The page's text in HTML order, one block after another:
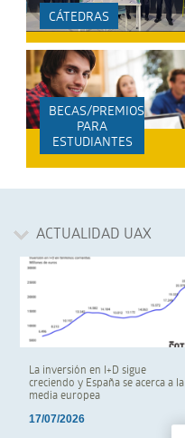
CÁTEDRAS
BECAS/PREMIOS
PARA
ESTUDIANTES
ACTUALIDAD UAX
La inversión en I+D sigue
creciendo y España se acerca a la
media europea
17/07/2026